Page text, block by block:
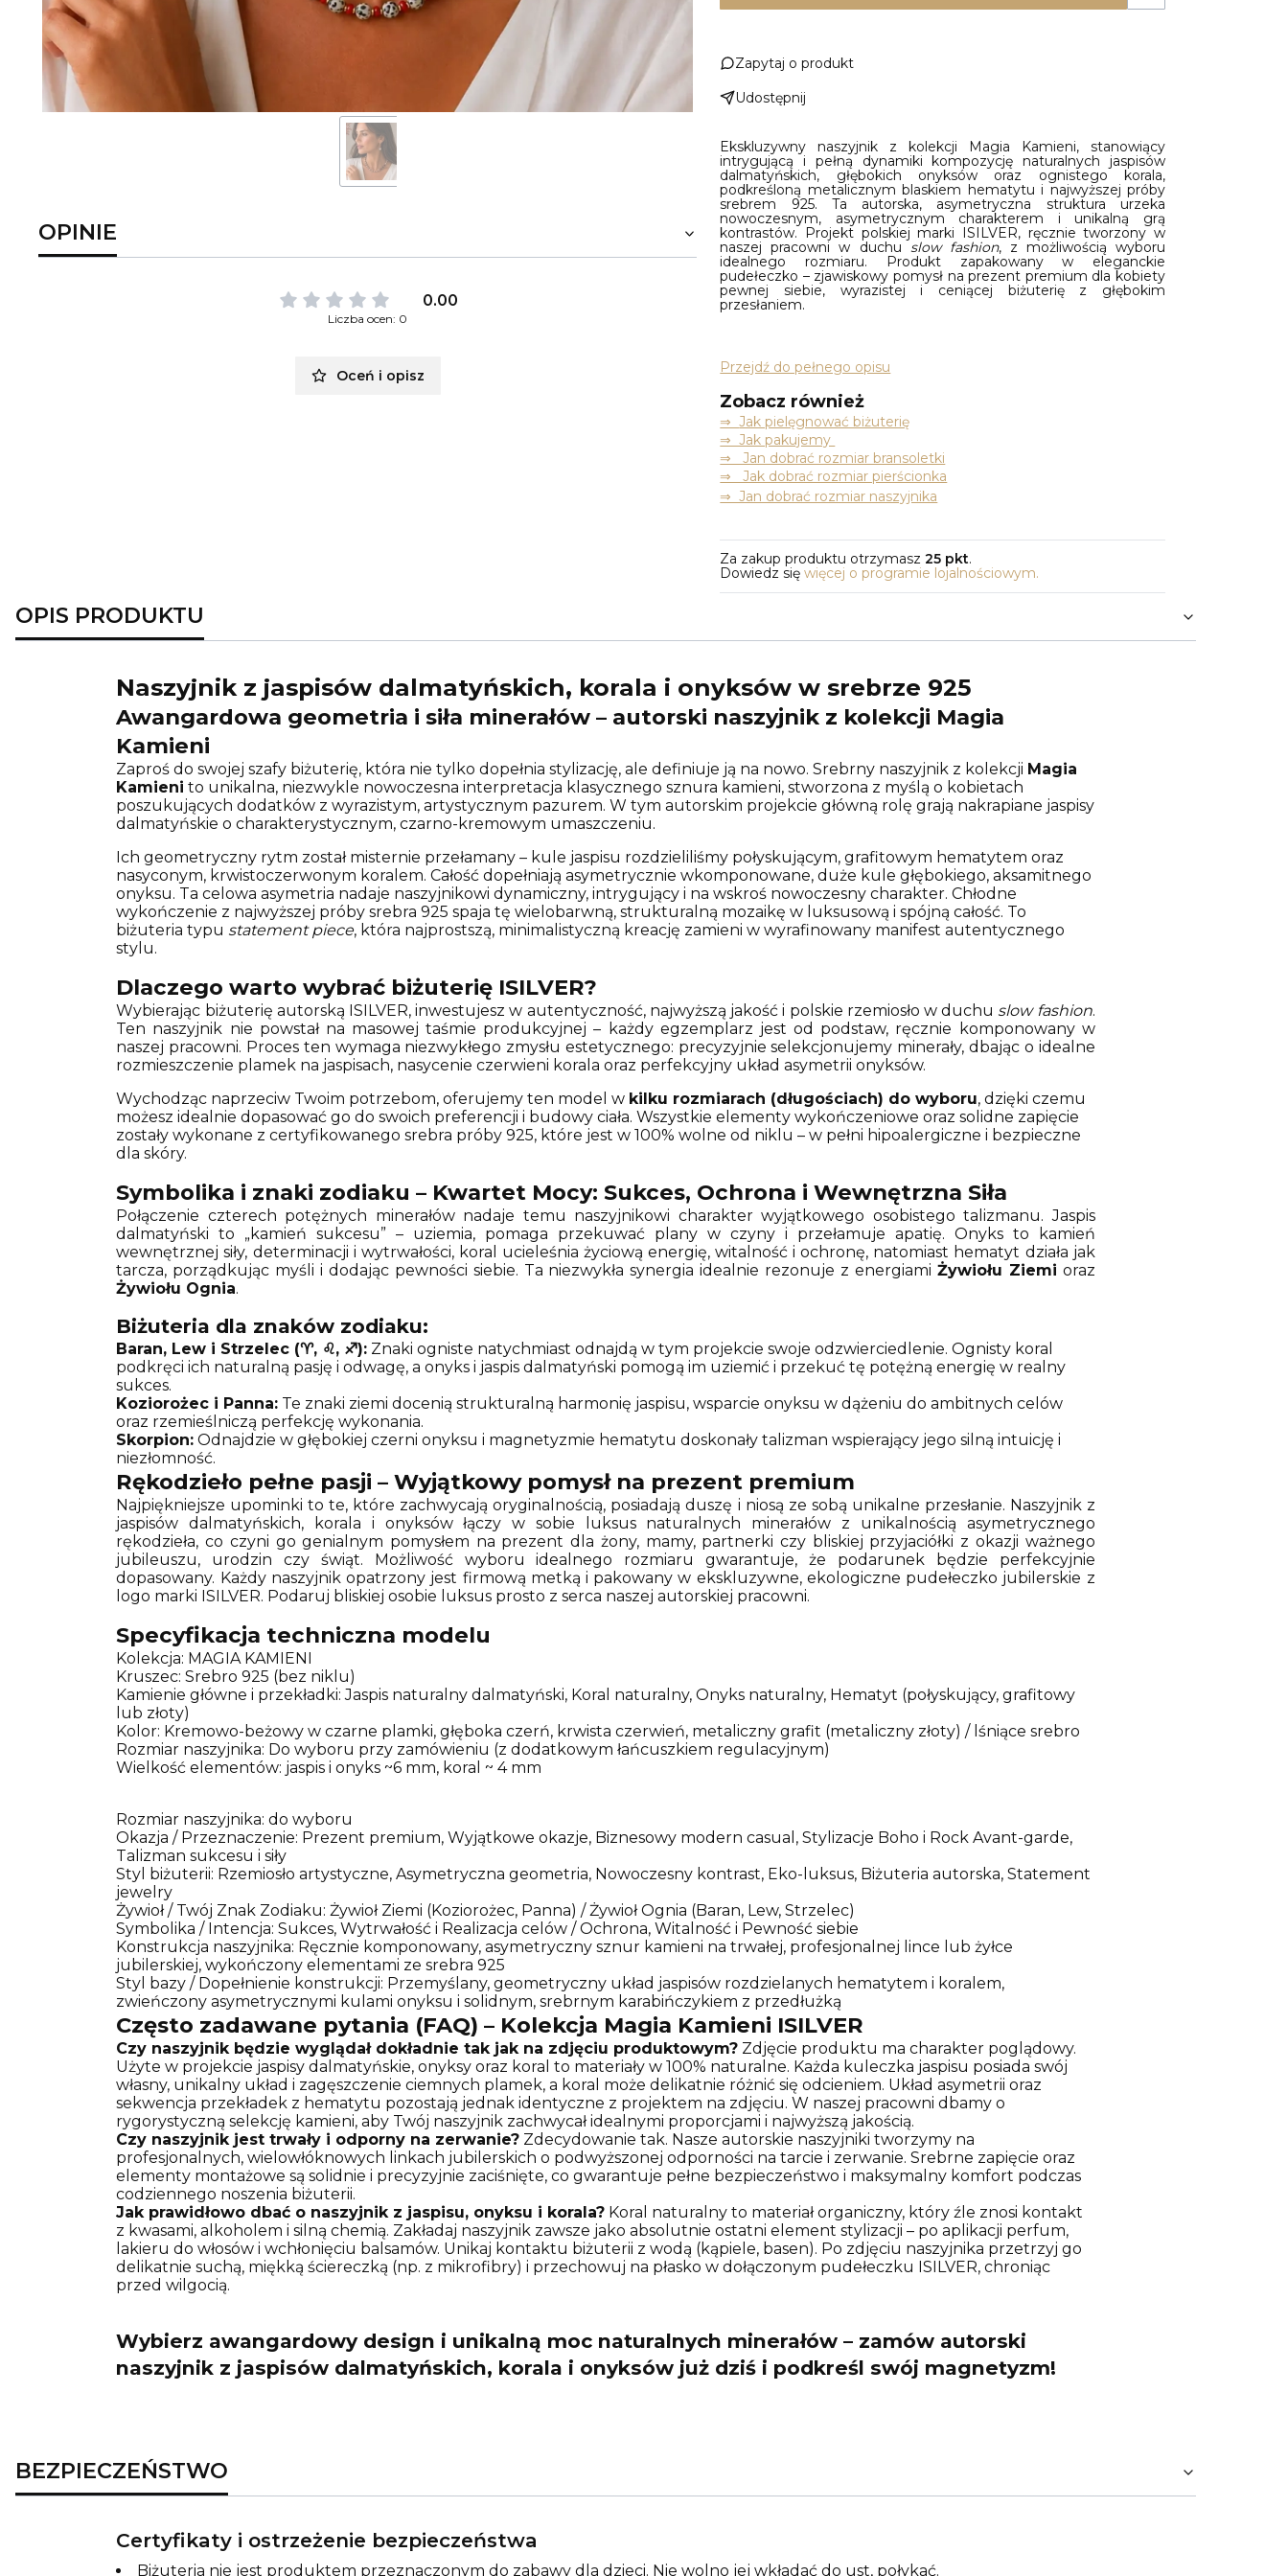
OPINIE
0.00
Liczba ocen: 0
Oceń i opisz
Zapytaj o produkt
Udostępnij
Ekskluzywny naszyjnik z kolekcji Magia Kamieni, stanowiący
intrygującą i pełną dynamiki kompozycję naturalnych jaspisów
dalmatyńskich, głębokich onyksów oraz ognistego korala,
podkreśloną metalicznym blaskiem hematytu i najwyższej próby
srebrem 925. Ta autorska, asymetryczna struktura urzeka
nowoczesnym, asymetrycznym charakterem i unikalną grą
kontrastów. Projekt polskiej marki ISILVER, ręcznie tworzony w
naszej pracowni w duchu slow fashion, z możliwością wyboru
idealnego rozmiaru. Produkt zapakowany w eleganckie
pudełeczko – zjawiskowy pomysł na prezent premium dla kobiety
pewnej siebie, wyrazistej i ceniącej biżuterię z głębokim
przesłaniem.
Przejdź do pełnego opisu
Zobacz również
⇒Jak pielęgnować biżuterię
⇒ Jak pakujemy
⇒ Jan dobrać rozmiar bransoletki
⇒ Jak dobrać rozmiar pierścionka
⇒ Jan dobrać rozmiar naszyjnika
Za zakup produktu otrzymasz25 pkt.
Dowiedz sięwięcej o programie lojalnościowym.
OPIS PRODUKTU
Naszyjnik z jaspisów dalmatyńskich, korala i onyksów w srebrze 925
Awangardowa geometria i siła minerałów – autorski naszyjnik z kolekcji Magia
Kamieni
Zaproś do swojej szafy biżuterię, która nie tylko dopełnia stylizację, ale definiuje ją na nowo. Srebrny naszyjnik z kolekcji Magia
Kamieni to unikalna, niezwykle nowoczesna interpretacja klasycznego sznura kamieni, stworzona z myślą o kobietach
poszukujących dodatków z wyrazistym, artystycznym pazurem. W tym autorskim projekcie główną rolę grają nakrapiane jaspisy
dalmatyńskie o charakterystycznym, czarno-kremowym umaszczeniu.
Ich geometryczny rytm został misternie przełamany – kule jaspisu rozdzieliliśmy połyskującym, grafitowym hematytem oraz
nasyconym, krwistoczerwonym koralem. Całość dopełniają asymetrycznie wkomponowane, duże kule głębokiego, aksamitnego
onyksu. Ta celowa asymetria nadaje naszyjnikowi dynamiczny, intrygujący i na wskroś nowoczesny charakter. Chłodne
wykończenie z najwyższej próby srebra 925 spaja tę wielobarwną, strukturalną mozaikę w luksusową i spójną całość. To
biżuteria typu statement piece, która najprostszą, minimalistyczną kreację zamieni w wyrafinowany manifest autentycznego
stylu.
Dlaczego warto wybrać biżuterię ISILVER?
Wybierając biżuterię autorską ISILVER, inwestujesz w autentyczność, najwyższą jakość i polskie rzemiosło w duchu slow fashion.
Ten naszyjnik nie powstał na masowej taśmie produkcyjnej – każdy egzemplarz jest od podstaw, ręcznie komponowany w
naszej pracowni. Proces ten wymaga niezwykłego zmysłu estetycznego: precyzyjnie selekcjonujemy minerały, dbając o idealne
rozmieszczenie plamek na jaspisach, nasycenie czerwieni korala oraz perfekcyjny układ asymetrii onyksów.
Wychodząc naprzeciw Twoim potrzebom, oferujemy ten model w kilku rozmiarach (długościach) do wyboru, dzięki czemu
możesz idealnie dopasować go do swoich preferencji i budowy ciała. Wszystkie elementy wykończeniowe oraz solidne zapięcie
zostały wykonane z certyfikowanego srebra próby 925, które jest w 100% wolne od niklu – w pełni hipoalergiczne i bezpieczne
dla skóry.
Symbolika i znaki zodiaku – Kwartet Mocy: Sukces, Ochrona i Wewnętrzna Siła
Połączenie czterech potężnych minerałów nadaje temu naszyjnikowi charakter wyjątkowego osobistego talizmanu. Jaspis
dalmatyński to „kamień sukcesu” – uziemia, pomaga przekuwać plany w czyny i przełamuje apatię. Onyks to kamień
wewnętrznej siły, determinacji i wytrwałości, koral ucieleśnia życiową energię, witalność i ochronę, natomiast hematyt działa jak
tarcza, porządkując myśli i dodając pewności siebie. Ta niezwykła synergia idealnie rezonuje z energiami Żywiołu Ziemi oraz
Żywiołu Ognia.
Biżuteria dla znaków zodiaku:
Baran, Lew i Strzelec (♈, ♌, ♐): Znaki ogniste natychmiast odnajdą w tym projekcie swoje odzwierciedlenie. Ognisty koral
podkręci ich naturalną pasję i odwagę, a onyks i jaspis dalmatyński pomogą im uziemić i przekuć tę potężną energię w realny
sukces.
Koziorożec i Panna: Te znaki ziemi docenią strukturalną harmonię jaspisu, wsparcie onyksu w dążeniu do ambitnych celów
oraz rzemieślniczą perfekcję wykonania.
Skorpion: Odnajdzie w głębokiej czerni onyksu i magnetyzmie hematytu doskonały talizman wspierający jego silną intuicję i
niezłomność.
Rękodzieło pełne pasji – Wyjątkowy pomysł na prezent premium
Najpiękniejsze upominki to te, które zachwycają oryginalnością, posiadają duszę i niosą ze sobą unikalne przesłanie. Naszyjnik z
jaspisów dalmatyńskich, korala i onyksów łączy w sobie luksus naturalnych minerałów z unikalnością asymetrycznego
rękodzieła, co czyni go genialnym pomysłem na prezent dla żony, mamy, partnerki czy bliskiej przyjaciółki z okazji ważnego
jubileuszu, urodzin czy świąt. Możliwość wyboru idealnego rozmiaru gwarantuje, że podarunek będzie perfekcyjnie
dopasowany. Każdy naszyjnik opatrzony jest firmową metką i pakowany w ekskluzywne, ekologiczne pudełeczko jubilerskie z
logo marki ISILVER. Podaruj bliskiej osobie luksus prosto z serca naszej autorskiej pracowni.
Specyfikacja techniczna modelu
Kolekcja: MAGIA KAMIENI
Kruszec: Srebro 925 (bez niklu)
Kamienie główne i przekładki: Jaspis naturalny dalmatyński, Koral naturalny, Onyks naturalny, Hematyt (połyskujący, grafitowy
lub złoty)
Kolor: Kremowo-beżowy w czarne plamki, głęboka czerń, krwista czerwień, metaliczny grafit (metaliczny złoty) / lśniące srebro
Rozmiar naszyjnika: Do wyboru przy zamówieniu (z dodatkowym łańcuszkiem regulacyjnym)
Wielkość elementów: jaspis i onyks ~6 mm, koral ~ 4 mm
Rozmiar naszyjnika: do wyboru
Okazja / Przeznaczenie: Prezent premium, Wyjątkowe okazje, Biznesowy modern casual, Stylizacje Boho i Rock Avant-garde,
Talizman sukcesu i siły
Styl biżuterii: Rzemiosło artystyczne, Asymetryczna geometria, Nowoczesny kontrast, Eko-luksus, Biżuteria autorska, Statement
jewelry
Żywioł / Twój Znak Zodiaku: Żywioł Ziemi (Koziorożec, Panna) / Żywioł Ognia (Baran, Lew, Strzelec)
Symbolika / Intencja: Sukces, Wytrwałość i Realizacja celów / Ochrona, Witalność i Pewność siebie
Konstrukcja naszyjnika: Ręcznie komponowany, asymetryczny sznur kamieni na trwałej, profesjonalnej lince lub żyłce
jubilerskiej, wykończony elementami ze srebra 925
Styl bazy / Dopełnienie konstrukcji: Przemyślany, geometryczny układ jaspisów rozdzielanych hematytem i koralem,
zwieńczony asymetrycznymi kulami onyksu i solidnym, srebrnym karabińczykiem z przedłużką
Często zadawane pytania (FAQ) – Kolekcja Magia Kamieni ISILVER
Czy naszyjnik będzie wyglądał dokładnie tak jak na zdjęciu produktowym? Zdjęcie produktu ma charakter poglądowy.
Użyte w projekcie jaspisy dalmatyńskie, onyksy oraz koral to materiały w 100% naturalne. Każda kuleczka jaspisu posiada swój
własny, unikalny układ i zagęszczenie ciemnych plamek, a koral może delikatnie różnić się odcieniem. Układ asymetrii oraz
sekwencja przekładek z hematytu pozostają jednak identyczne z projektem na zdjęciu. W naszej pracowni dbamy o
rygorystyczną selekcję kamieni, aby Twój naszyjnik zachwycał idealnymi proporcjami i najwyższą jakością.
Czy naszyjnik jest trwały i odporny na zerwanie? Zdecydowanie tak. Nasze autorskie naszyjniki tworzymy na
profesjonalnych, wielowłóknowych linkach jubilerskich o podwyższonej odporności na tarcie i zerwanie. Srebrne zapięcie oraz
elementy montażowe są solidnie i precyzyjnie zaciśnięte, co gwarantuje pełne bezpieczeństwo i maksymalny komfort podczas
codziennego noszenia biżuterii.
Jak prawidłowo dbać o naszyjnik z jaspisu, onyksu i korala? Koral naturalny to materiał organiczny, który źle znosi kontakt
z kwasami, alkoholem i silną chemią. Zakładaj naszyjnik zawsze jako absolutnie ostatni element stylizacji – po aplikacji perfum,
lakieru do włosów i wchłonięciu balsamów. Unikaj kontaktu biżuterii z wodą (kąpiele, basen). Po zdjęciu naszyjnika przetrzyj go
delikatnie suchą, miękką ściereczką (np. z mikrofibry) i przechowuj na płasko w dołączonym pudełeczku ISILVER, chroniąc
przed wilgocią.
Wybierz awangardowy design i unikalną moc naturalnych minerałów – zamów autorski
naszyjnik z jaspisów dalmatyńskich, korala i onyksów już dziś i podkreśl swój magnetyzm!
BEZPIECZEŃSTWO
Certyfikaty i ostrzeżenie bezpieczeństwa
Biżuteria nie jest produktem przeznaczonym do zabawy dla dzieci. Nie wolno jej wkładać do ust, połykać.